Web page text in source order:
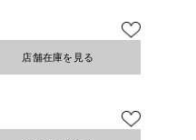
店舗在庫を見る